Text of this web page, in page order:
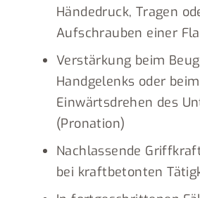
Händedruck, Tragen
Aufschrauben einer
Verstärkung beim
Handgelenks oder beim
Einwärtsdrehen des
(Pronation)
Nachlassende
bei kraftbetonten